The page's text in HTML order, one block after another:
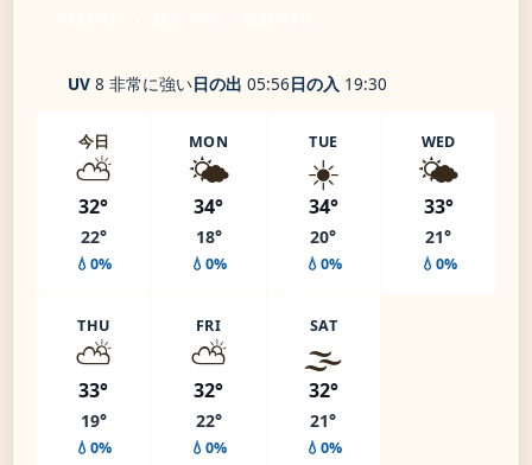
UV 8 非常に強い日の出 05:56日の入 19:30
今日
⛅
32°
22°
💧0%
MON
🌤️
34°
18°
💧0%
TUE
☀️
34°
20°
💧0%
WED
🌤️
33°
21°
💧0%
THU
⛅
33°
19°
💧0%
FRI
⛅
32°
22°
💧0%
SAT
🌫️
32°
21°
💧0%